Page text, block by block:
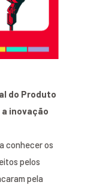
do Produto
inovação
conhecer os
pelos
pela